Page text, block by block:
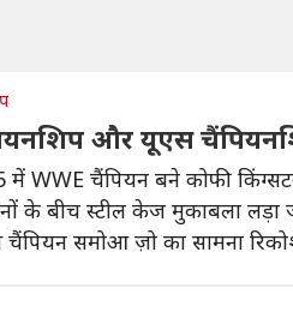
और यूएस
में WWE चैंपियन बने कोफी
के बीच स्टील केज मुकाबला
चैंपियन समोआ ज़ो का सामना